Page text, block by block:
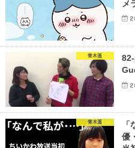
メ
青木遥
青木遥
優